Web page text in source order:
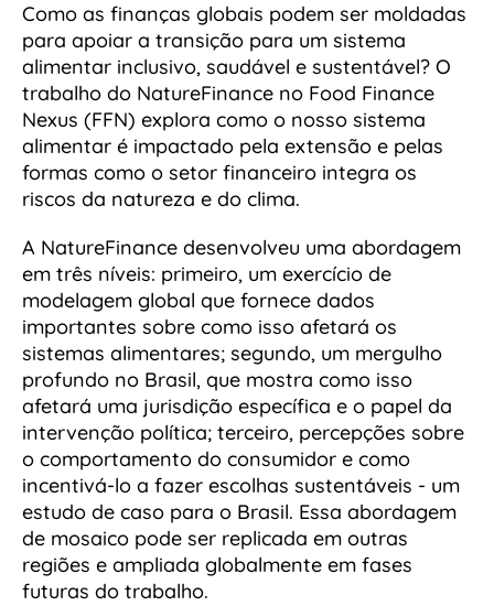
Como as finanças globais podem ser moldadas
para apoiar a transição para um sistema
alimentar inclusivo, saudável e sustentável? O
trabalho do NatureFinance no Food Finance
Nexus (FFN) explora como o nosso sistema
alimentar é impactado pela extensão e pelas
formas como o setor financeiro integra os
riscos da natureza e do clima.
A NatureFinance desenvolveu uma abordagem
em três níveis: primeiro, um exercício de
modelagem global que fornece dados
importantes sobre como isso afetará os
sistemas alimentares; segundo, um mergulho
profundo no Brasil, que mostra como isso
afetará uma jurisdição específica e o papel da
intervenção política; terceiro, percepções sobre
o comportamento do consumidor e como
incentivá-lo a fazer escolhas sustentáveis - um
estudo de caso para o Brasil. Essa abordagem
de mosaico pode ser replicada em outras
regiões e ampliada globalmente em fases
futuras do trabalho.